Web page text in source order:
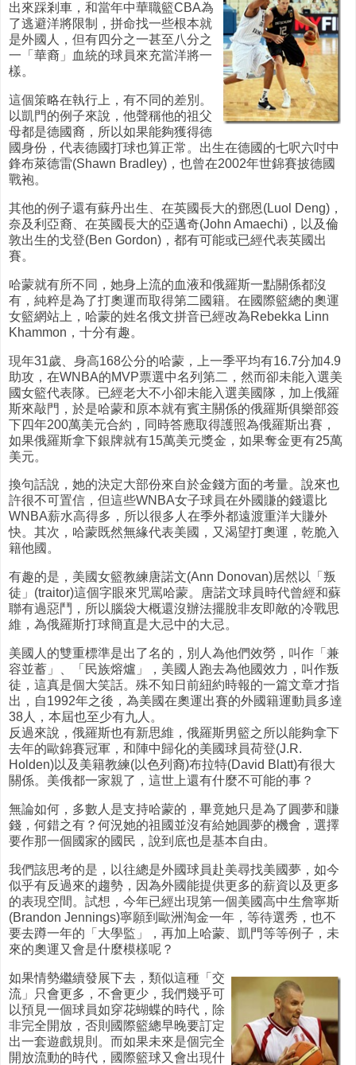
出來踩剎車，和當年中華職籃CBA為
了逃避洋將限制，拼命找一些根本就
是外國人，但有四分之一甚至八分之
一「華裔」血統的球員來充當洋將一
樣。
這個策略在執行上，有不同的差別。
以凱門的例子來說，他聲稱他的祖父
母都是德國裔，所以如果能夠獲得德
國身份，代表德國打球也算正常。出生在德國的七呎六吋中
鋒布萊德雷(Shawn Bradley)，也曾在2002年世錦賽披德國
戰袍。
其他的例子還有蘇丹出生、在英國長大的鄧恩(Luol Deng)，
奈及利亞裔、在英國長大的亞邁奇(John Amaechi)，以及倫
敦出生的戈登(Ben Gordon)，都有可能或已經代表英國出
賽。
哈蒙就有所不同，她身上流的血液和俄羅斯一點關係都沒
有，純粹是為了打奧運而取得第二國籍。在國際籃總的奧運
女籃網站上，哈蒙的姓名俄文拼音已經改為Rebekka Linn
Khammon，十分有趣。
現年31歲、身高168公分的哈蒙，上一季平均有16.7分加4.9
助攻，在WNBA的MVP票選中名列第二，然而卻未能入選美
國女籃代表隊。已經老大不小卻未能入選美國隊，加上俄羅
斯來敲門，於是哈蒙和原本就有賓主關係的俄羅斯俱樂部簽
下四年200萬美元合約，同時答應取得護照為俄羅斯出賽，
如果俄羅斯拿下銀牌就有15萬美元獎金，如果奪金更有25萬
美元。
換句話說，她的決定大部份來自於金錢方面的考量。說來也
許很不可置信，但這些WNBA女子球員在外國賺的錢還比
WNBA薪水高得多，所以很多人在季外都遠渡重洋大賺外
快。其次，哈蒙既然無緣代表美國，又渴望打奧運，乾脆入
籍他國。
有趣的是，美國女籃教練唐諾文(Ann Donovan)居然以「叛
徒」(traitor)這個字眼來咒罵哈蒙。唐諾文球員時代曾經和蘇
聯有過惡鬥，所以腦袋大概還沒辦法擺脫非友即敵的冷戰思
維，為俄羅斯打球簡直是大忌中的大忌。
美國人的雙重標準是出了名的，別人為他們效勞，叫作「兼
容並蓄」、「民族熔爐」，美國人跑去為他國效力，叫作叛
徒，這真是個大笑話。殊不知日前紐約時報的一篇文章才指
出，自1992年之後，為美國在奧運出賽的外國籍運動員多達
38人，本屆也至少有九人。
反過來說，俄羅斯也有新思維，俄羅斯男籃之所以能夠拿下
去年的歐錦賽冠軍，和陣中歸化的美國球員荷登(J.R.
Holden)以及美籍教練(以色列裔)布拉特(David Blatt)有很大
關係。美俄都一家親了，這世上還有什麼不可能的事？
無論如何，多數人是支持哈蒙的，畢竟她只是為了圓夢和賺
錢，何錯之有？何況她的祖國並沒有給她圓夢的機會，選擇
要作那一個國家的國民，說到底也是基本自由。
我們該思考的是，以往總是外國球員赴美尋找美國夢，如今
似乎有反過來的趨勢，因為外國能提供更多的薪資以及更多
的表現空間。試想，今年已經出現第一個美國高中生詹寧斯
(Brandon Jennings)寧願到歐洲淘金一年，等待選秀，也不
要去蹲一年的「大學監」，再加上哈蒙、凱門等等例子，未
來的奧運又會是什麼模樣呢？
如果情勢繼續發展下去，類似這種「交
流」只會更多，不會更少，我們幾乎可
以預見一個球員如穿花蝴蝶的時代，除
非完全開放，否則國際籃總早晚要訂定
出一套遊戲規則。而如果未來是個完全
開放流動的時代，國際籃球又會出現什